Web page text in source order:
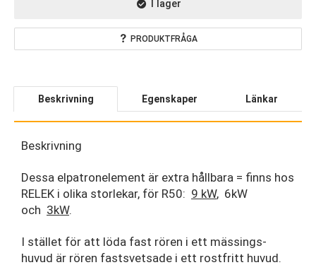
I lager
PRODUKTFRÅGA
Beskrivning Egenskaper Länkar
Beskrivning
Dessa elpatronelement är extra hållbara = finns hos
RELEK i olika storlekar, för R50: 9 kW, 6kW
och 3kW.
I stället för att löda fast rören i ett mässings-
huvud är rören fastsvetsade i ett rostfritt huvud.